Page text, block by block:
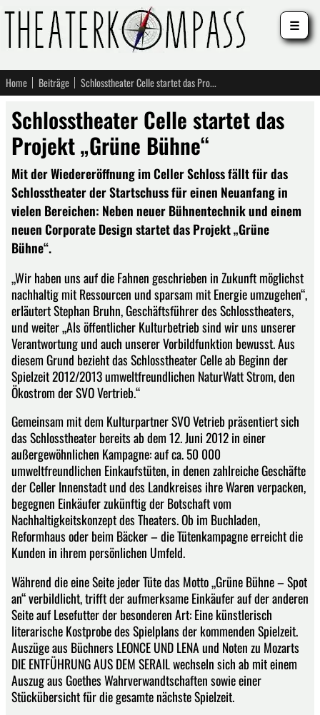
Home Beiträge Schlosstheater Celle startet das Projekt „Grüne Bühne“
Schlosstheater Celle startet das
Projekt „Grüne Bühne“
Mit der Wiedereröffnung im Celler Schloss fällt für das
Schlosstheater der Startschuss für einen Neuanfang in
vielen Bereichen: Neben neuer Bühnentechnik und einem
neuen Corporate Design startet das Projekt „Grüne
Bühne“.
„Wir haben uns auf die Fahnen geschrieben in Zukunft möglichst
nachhaltig mit Ressourcen und sparsam mit Energie umzugehen“,
erläutert Stephan Bruhn, Geschäftsführer des Schlosstheaters,
und weiter „Als öffentlicher Kulturbetrieb sind wir uns unserer
Verantwortung und auch unserer Vorbildfunktion bewusst. Aus
diesem Grund bezieht das Schlosstheater Celle ab Beginn der
Spielzeit 2012/2013 umweltfreundlichen NaturWatt Strom, den
Ökostrom der SVO Vertrieb.“
Gemeinsam mit dem Kulturpartner SVO Vetrieb präsentiert sich
das Schlosstheater bereits ab dem 12. Juni 2012 in einer
außergewöhnlichen Kampagne: auf ca. 50 000
umweltfreundlichen Einkaufstüten, in denen zahlreiche Geschäfte
der Celler Innenstadt und des Landkreises ihre Waren verpacken,
begegnen Einkäufer zukünftig der Botschaft vom
Nachhaltigkeitskonzept des Theaters. Ob im Buchladen,
Reformhaus oder beim Bäcker – die Tütenkampagne erreicht die
Kunden in ihrem persönlichen Umfeld.
Während die eine Seite jeder Tüte das Motto „Grüne Bühne – Spot
an“ verbildlicht, trifft der aufmerksame Einkäufer auf der anderen
Seite auf Lesefutter der besonderen Art: Eine künstlerisch
literarische Kostprobe des Spielplans der kommenden Spielzeit.
Auszüge aus Büchners LEONCE UND LENA und Noten zu Mozarts
DIE ENTFÜHRUNG AUS DEM SERAIL wechseln sich ab mit einem
Auszug aus Goethes Wahrverwandtschaften sowie einer
Stückübersicht für die gesamte nächste Spielzeit.
☰